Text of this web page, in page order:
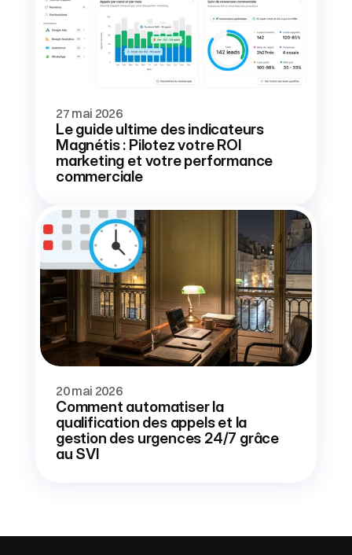
27 mai 2026
Le guide ultime des indicateurs
Magnétis : Pilotez votre ROI
marketing et votre performance
commerciale
20 mai 2026
Comment automatiser la
qualification des appels et la
gestion des urgences 24/7 grâce
au SVI